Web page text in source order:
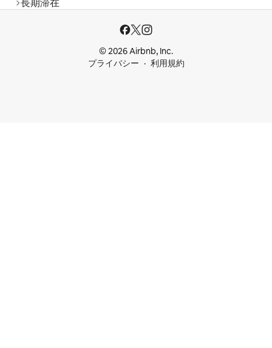
長期滞在
© 2026 Airbnb, Inc.
プライバシー
利用規約